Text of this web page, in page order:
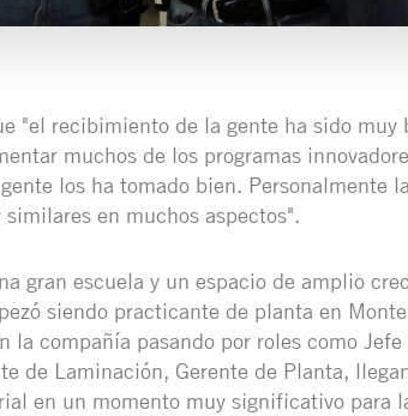
"el recibimiento de la gente ha sido muy
muchos de los programas
los ha tomado bien. Personalmente
en muchos aspectos".
gran escuela y un espacio de amplio
siendo practicante de planta en
la compañía pasando por roles como
de Laminación, Gerente de Planta,
en un momento muy significativo para